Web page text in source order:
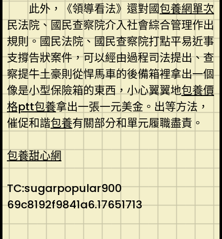
此外，《領導看法》還對國包養網單次
民法院、國民查察院介入社會綜合管理作出
規則。國民法院、國民查察院打點平易近事
支撐告狀案件，可以經由過程司法提出、查
察提牛土豪則從悍馬車的後備箱裡拿出一個
像是小型保險箱的東西，小心翼翼地包養價
格ptt包養拿出一張一元美金。出等方法，
催促和諧包養有關部分和單元履職盡責。
包養甜心網
TC:sugarpopular900
69c8192f9841a6.17651713